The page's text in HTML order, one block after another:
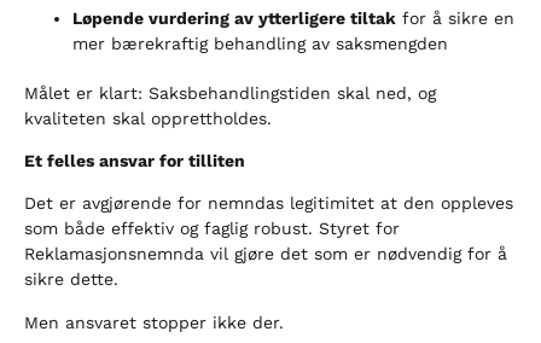
Løpende vurdering av ytterligere tiltak for å sikre en
mer bærekraftig behandling av saksmengden
Målet er klart: Saksbehandlingstiden skal ned, og
kvaliteten skal opprettholdes.
Et felles ansvar for tilliten
Det er avgjørende for nemndas legitimitet at den oppleves
som både effektiv og faglig robust. Styret for
Reklamasjonsnemnda vil gjøre det som er nødvendig for å
sikre dette.
Men ansvaret stopper ikke der.